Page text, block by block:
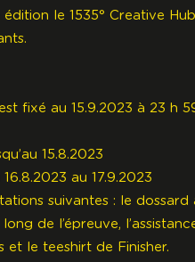
le 1535° Creative
fixé au 15.9.2023 à 23 h
15.8.2023
au 17.9.2023
suivantes : le
de l’épreuve,
et le teeshirt de Finisher.